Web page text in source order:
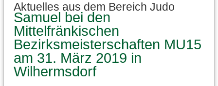
Aktuelles aus dem Bereich Judo
Samuel bei den
Mittelfränkischen
Bezirksmeisterschaften MU15
am 31. März 2019 in
Wilhermsdorf